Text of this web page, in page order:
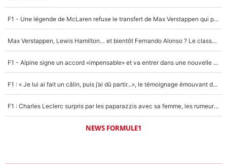
F1 - Une légende de McLaren refuse le transfert de Max Verstappen qui pourrait «faire des vagues» et plomber l'ambiance dans l'équipe
Max Verstappen, Lewis Hamilton… et bientôt Fernando Alonso ? Le classement des pilotes les mieux payés en Formule 1 risque de changer !
F1 - Alpine signe un accord «impensable» et va entrer dans une nouvelle dimension : Grande nouvelle pour Pierre Gasly !
F1 : « Je lui ai fait un câlin, puis j’ai dû partir...», le témoignage émouvant de Max Verstappen sur sa fille
F1 : Charles Leclerc surpris par les paparazzis avec sa femme, les rumeurs étaient vraies !
NEWS FORMULE1